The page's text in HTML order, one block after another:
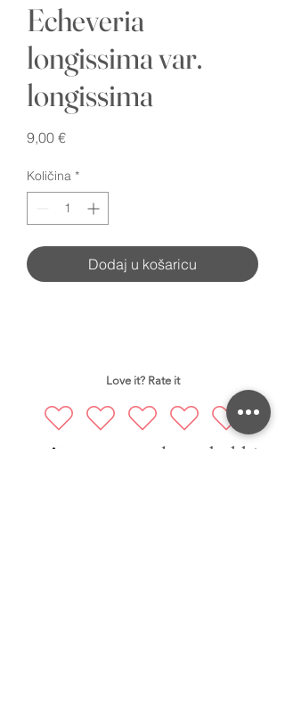
Echeveria
longissima var.
longissima
9,00 €Cijena
Količina *
Dodaj u košaricu
Love it? Rate it
succulent chubbies